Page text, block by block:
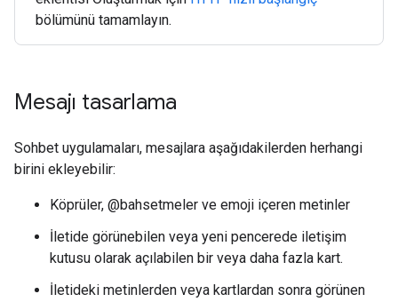
bölümünü tamamlayın.
Mesajı tasarlama
Sohbet uygulamaları, mesajlara aşağıdakilerden herhangi
birini ekleyebilir:
Köprüler, @bahsetmeler ve emoji içeren metinler
İletide görünebilen veya yeni pencerede iletişim
kutusu olarak açılabilen bir veya daha fazla kart.
İletideki metinlerden veya kartlardan sonra görünen